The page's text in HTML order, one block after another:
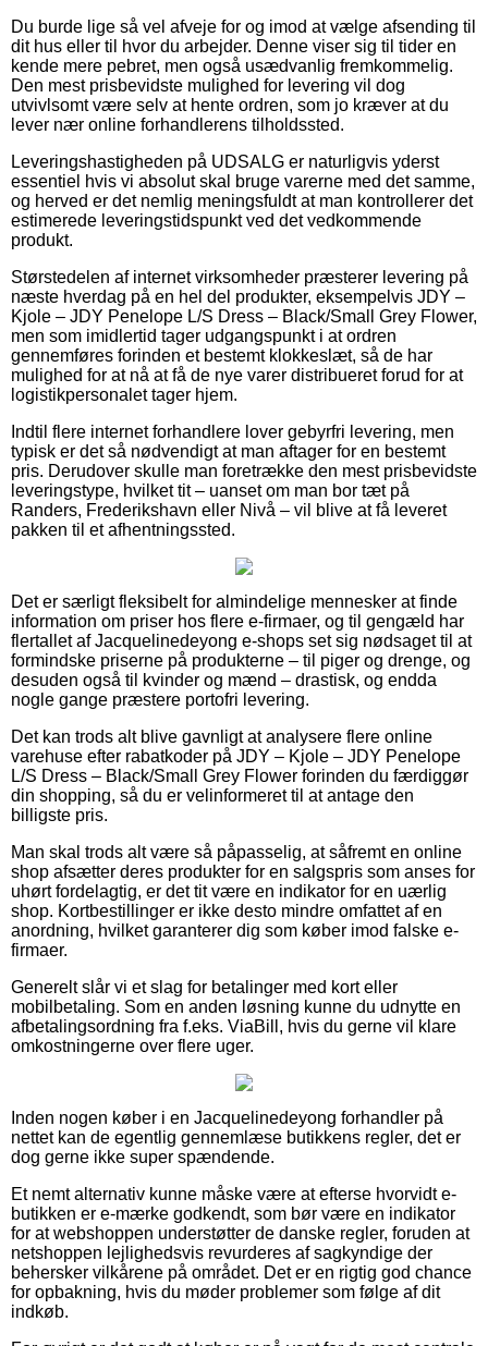
Du burde lige så vel afveje for og imod at vælge afsending til
dit hus eller til hvor du arbejder. Denne viser sig til tider en
kende mere pebret, men også usædvanlig fremkommelig.
Den mest prisbevidste mulighed for levering vil dog
utvivlsomt være selv at hente ordren, som jo kræver at du
lever nær online forhandlerens tilholdssted.
Leveringshastigheden på UDSALG er naturligvis yderst
essentiel hvis vi absolut skal bruge varerne med det samme,
og herved er det nemlig meningsfuldt at man kontrollerer det
estimerede leveringstidspunkt ved det vedkommende
produkt.
Størstedelen af internet virksomheder præsterer levering på
næste hverdag på en hel del produkter, eksempelvis JDY –
Kjole – JDY Penelope L/S Dress – Black/Small Grey Flower,
men som imidlertid tager udgangspunkt i at ordren
gennemføres forinden et bestemt klokkeslæt, så de har
mulighed for at nå at få de nye varer distribueret forud for at
logistikpersonalet tager hjem.
Indtil flere internet forhandlere lover gebyrfri levering, men
typisk er det så nødvendigt at man aftager for en bestemt
pris. Derudover skulle man foretrække den mest prisbevidste
leveringstype, hvilket tit – uanset om man bor tæt på
Randers, Frederikshavn eller Nivå – vil blive at få leveret
pakken til et afhentningssted.
Det er særligt fleksibelt for almindelige mennesker at finde
information om priser hos flere e-firmaer, og til gengæld har
flertallet af Jacquelinedeyong e-shops set sig nødsaget til at
formindske priserne på produkterne – til piger og drenge, og
desuden også til kvinder og mænd – drastisk, og endda
nogle gange præstere portofri levering.
Det kan trods alt blive gavnligt at analysere flere online
varehuse efter rabatkoder på JDY – Kjole – JDY Penelope
L/S Dress – Black/Small Grey Flower forinden du færdiggør
din shopping, så du er velinformeret til at antage den
billigste pris.
Man skal trods alt være så påpasselig, at såfremt en online
shop afsætter deres produkter for en salgspris som anses for
uhørt fordelagtig, er det tit være en indikator for en uærlig
shop. Kortbestillinger er ikke desto mindre omfattet af en
anordning, hvilket garanterer dig som køber imod falske e-
firmaer.
Generelt slår vi et slag for betalinger med kort eller
mobilbetaling. Som en anden løsning kunne du udnytte en
afbetalingsordning fra f.eks. ViaBill, hvis du gerne vil klare
omkostningerne over flere uger.
Inden nogen køber i en Jacquelinedeyong forhandler på
nettet kan de egentlig gennemlæse butikkens regler, det er
dog gerne ikke super spændende.
Et nemt alternativ kunne måske være at efterse hvorvidt e-
butikken er e-mærke godkendt, som bør være en indikator
for at webshoppen understøtter de danske regler, foruden at
netshoppen lejlighedsvis revurderes af sagkyndige der
behersker vilkårene på området. Det er en rigtig god chance
for opbakning, hvis du møder problemer som følge af dit
indkøb.